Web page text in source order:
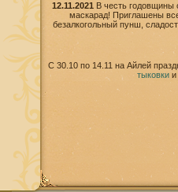
12.11.2021
В честь годовщины
маскарад! Приглашены
безалкогольный пунш,
С 30.10 по 14.11 на Айлей
тыковкии